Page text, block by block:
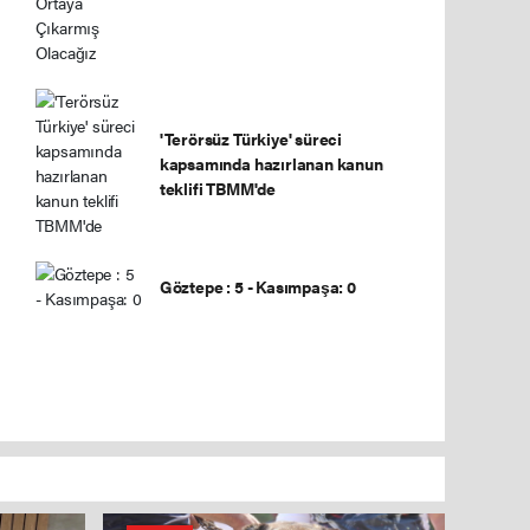
'Terörsüz Türkiye' süreci
kapsamında hazırlanan kanun
teklifi TBMM'de
Göztepe : 5 - Kasımpaşa: 0